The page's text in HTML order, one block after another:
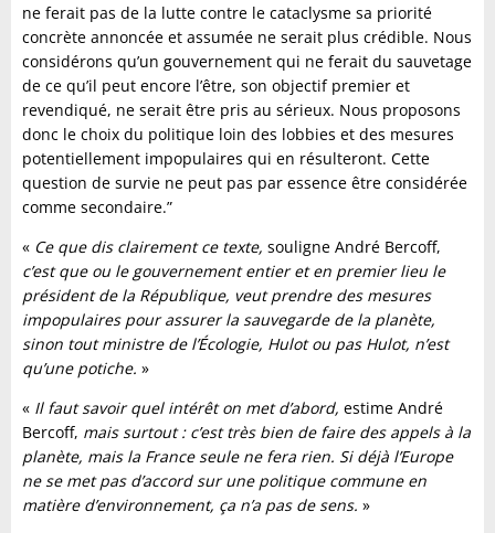
ne ferait pas de la lutte contre le cataclysme sa priorité
concrète annoncée et assumée ne serait plus crédible. Nous
considérons qu’un gouvernement qui ne ferait du sauvetage
de ce qu’il peut encore l’être, son objectif premier et
revendiqué, ne serait être pris au sérieux. Nous proposons
donc le choix du politique loin des lobbies et des mesures
potentiellement impopulaires qui en résulteront. Cette
question de survie ne peut pas par essence être considérée
comme secondaire.”
« Ce que dis clairement ce texte, souligne André Bercoff,
c’est que ou le gouvernement entier et en premier lieu le
président de la République, veut prendre des mesures
impopulaires pour assurer la sauvegarde de la planète,
sinon tout ministre de l’Écologie, Hulot ou pas Hulot, n’est
qu’une potiche. »
« Il faut savoir quel intérêt on met d’abord, estime André
Bercoff, mais surtout : c’est très bien de faire des appels à la
planète, mais la France seule ne fera rien. Si déjà l’Europe
ne se met pas d’accord sur une politique commune en
matière d’environnement, ça n’a pas de sens. »